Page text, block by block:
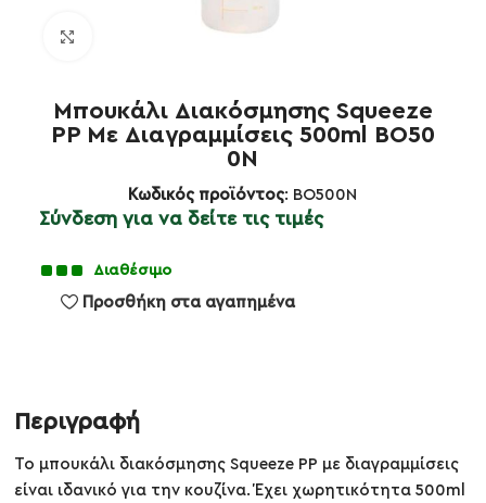
Κλικ για μεγέθυνση
Μπουκάλι Διακόσμησης Squeeze
PP Με Διαγραμμίσεις 500ml ΒΟ50
0Ν
Κωδικός προϊόντος: BO500N
Σύνδεση για να δείτε τις τιμές
Διαθέσιμο
Προσθήκη στα αγαπημένα
Περιγραφή
Το μπουκάλι διακόσμησης Squeeze PP με διαγραμμίσεις
είναι ιδανικό για την κουζίνα. Έχει χωρητικότητα 500ml